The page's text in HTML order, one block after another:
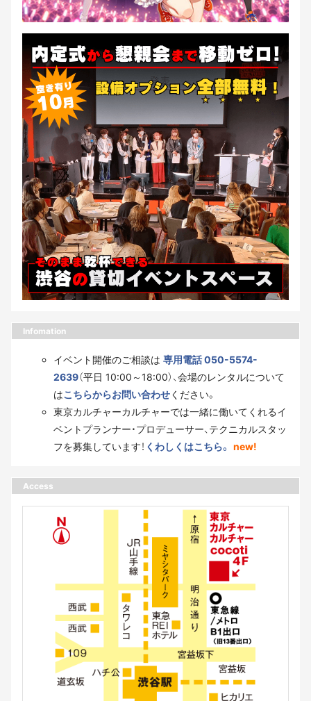
Infomation
イベント開催のご相談は 専用電話 050-5574-
2639（平日 10:00～18:00）、会場のレンタルについて
はこちらからお問い合わせください。
東京カルチャーカルチャーでは一緒に働いてくれるイ
ベントプランナー・プロデューサー、テクニカルスタッ
フを募集しています！ くわしくはこちら。 new!
Access